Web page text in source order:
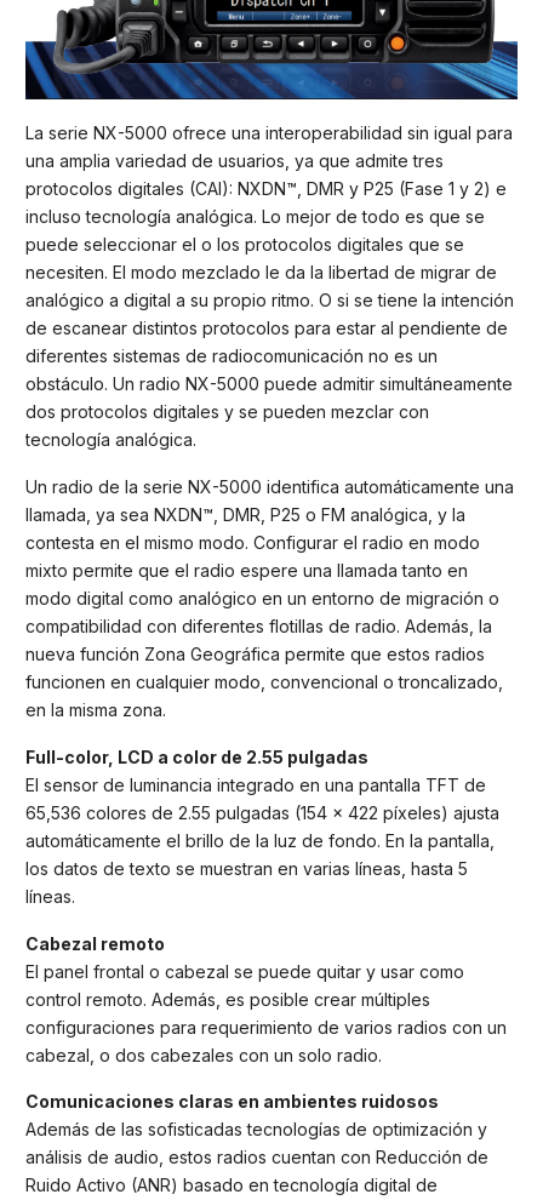
La serie NX-5000 ofrece una interoperabilidad sin igual para
una amplia variedad de usuarios, ya que admite tres
protocolos digitales (CAI): NXDN™, DMR y P25 (Fase 1 y 2) e
incluso tecnología analógica. Lo mejor de todo es que se
puede seleccionar el o los protocolos digitales que se
necesiten. El modo mezclado le da la libertad de migrar de
analógico a digital a su propio ritmo. O si se tiene la intención
de escanear distintos protocolos para estar al pendiente de
diferentes sistemas de radiocomunicación no es un
obstáculo. Un radio NX-5000 puede admitir simultáneamente
dos protocolos digitales y se pueden mezclar con
tecnología analógica.
Un radio de la serie NX-5000 identifica automáticamente una
llamada, ya sea NXDN™, DMR, P25 o FM analógica, y la
contesta en el mismo modo. Configurar el radio en modo
mixto permite que el radio espere una llamada tanto en
modo digital como analógico en un entorno de migración o
compatibilidad con diferentes flotillas de radio. Además, la
nueva función Zona Geográfica permite que estos radios
funcionen en cualquier modo, convencional o troncalizado,
en la misma zona.
Full-color, LCD a color de 2.55 pulgadas
El sensor de luminancia integrado en una pantalla TFT de
65,536 colores de 2.55 pulgadas (154 x 422 píxeles) ajusta
automáticamente el brillo de la luz de fondo. En la pantalla,
los datos de texto se muestran en varias líneas, hasta 5
líneas.
Cabezal remoto
El panel frontal o cabezal se puede quitar y usar como
control remoto. Además, es posible crear múltiples
configuraciones para requerimiento de varios radios con un
cabezal, o dos cabezales con un solo radio.
Comunicaciones claras en ambientes ruidosos
Además de las sofisticadas tecnologías de optimización y
análisis de audio, estos radios cuentan con Reducción de
Ruido Activo (ANR) basado en tecnología digital de